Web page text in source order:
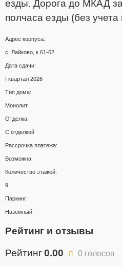
езды. Дорога до МКАД
полчаса езды (без учета
Адрес корпуса:
с. Лайково, к.61-62
Дата сдачи:
I квартал 2026
Тип дома:
Монолит
Отделка:
С отделкой
Рассрочка платежа:
Возможна
Количество этажей:
9
Паркинг:
Наземный
Рейтинг и отзывы
Рейтинг0.00 0 голосов